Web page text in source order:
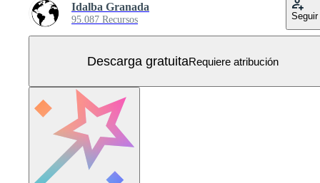
Idalba Granada
95.087 Recursos Seguir
Descarga gratuitaRequiere atribución